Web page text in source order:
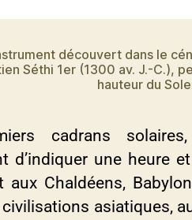
découvert dans le
Séthi 1er (1300 av. J.-C.),
hauteur du
cadrans
d’indiquer une heure
aux Chaldéens,
asiatiques,